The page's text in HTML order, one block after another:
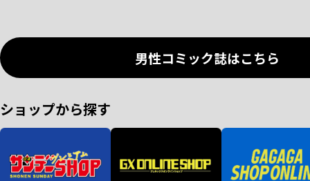
男性コミック誌はこちら
ショップから探す